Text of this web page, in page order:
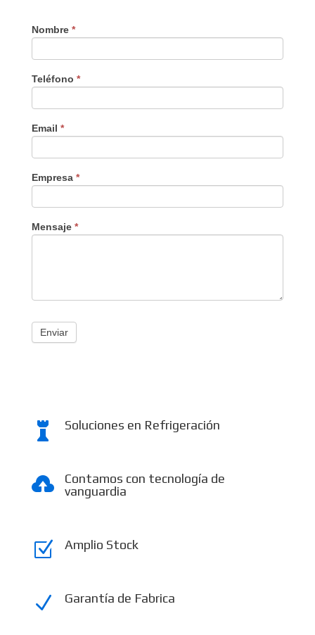
Nombre *
Teléfono *
Email *
Empresa *
Mensaje *
Enviar
 Soluciones en Refrigeración

Contamos con tecnología de
vanguardia
Z Amplio Stock
N Garantía de Fabrica